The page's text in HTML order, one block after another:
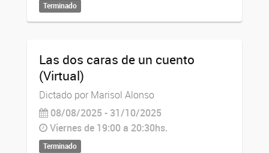
Terminado
Las dos caras de un cuento
(Virtual)
Dictado por Marisol Alonso
08/08/2025 - 31/10/2025
Viernes de 19:00 a 20:30hs.
Terminado